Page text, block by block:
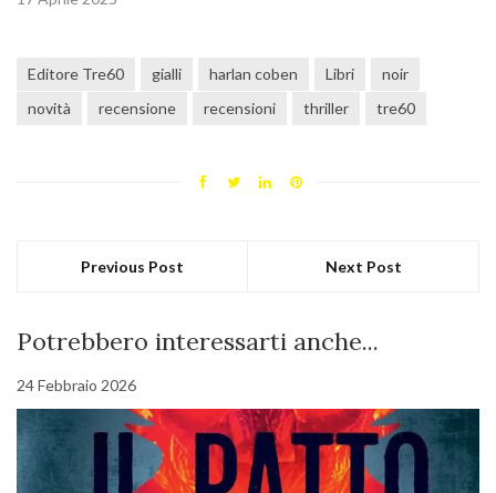
Editore Tre60 gialli harlan coben Libri
noir
novità
recensione recensioni thriller tre60
Previous Post Next Post
Potrebbero interessarti anche...
24 Febbraio 2026